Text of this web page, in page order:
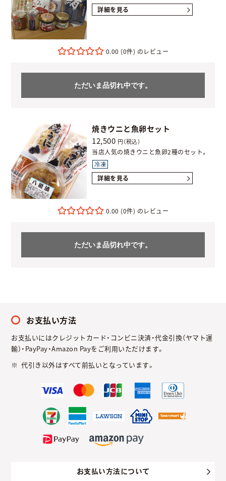
詳細を見る
0.00 (0件)
ただいま品切れ中です。
焼きウニと魚卵セット
12,500 円（税込）
当店人気の焼きウニと魚卵2種のセット。
冷凍
詳細を見る
0.00 (0件)
ただいま品切れ中です。
お支払い方法
お支払いにはクレジットカード・コンビニ決済・代金引換（ヤマト運
輸）・PayPay・Amazon Payをご利用いただけます。
代引き以外はすべて前払いとなっています。
お支払い方法について